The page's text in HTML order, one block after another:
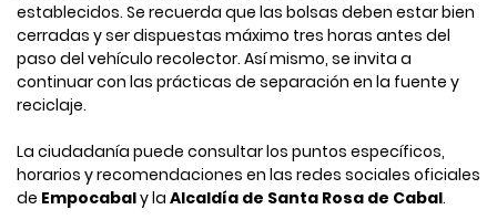
establecidos. Se recuerda que las bolsas deben estar bien
cerradas y ser dispuestas máximo tres horas antes del
paso del vehículo recolector. Así mismo, se invita a
continuar con las prácticas de separación en la fuente y
reciclaje.
La ciudadanía puede consultar los puntos específicos,
horarios y recomendaciones en las redes sociales oficiales
de Empocabaly la Alcaldía de Santa Rosa de Cabal.